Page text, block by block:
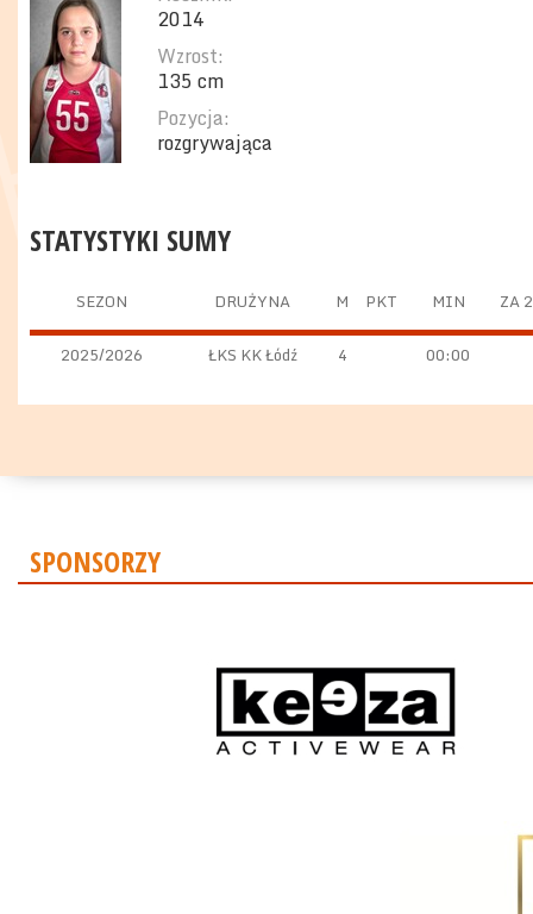
2014
Wzrost:
135 cm
Pozycja:
rozgrywająca
STATYSTYKI SUMY
SEZON DRUŻYNA M PKT MIN ZA 2
2025/2026 ŁKS KK Łódź 4 00:00
SPONSORZY